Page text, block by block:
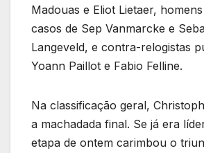
Madouas e Eliot Lietaer,
casos de Sep Vanmarcke e
Langeveld, e contra-relogistas
Yoann Paillot e Fabio Felline.
Na classificação geral,
a machadada final. Se já era
etapa de ontem carimbou o